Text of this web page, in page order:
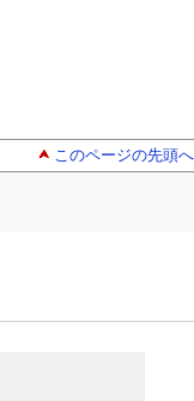
このページの先頭へ